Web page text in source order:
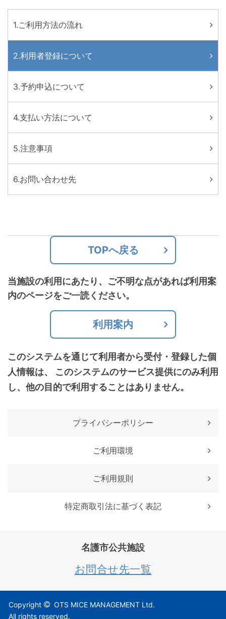
1.ご利用方法の流れ
2.利用者登録について
3.予約申込について
4.支払い方法について
5.注意事項
6.お問い合わせ先
TOPへ戻る
当施設の利用にあたり、ご不明な点があれば利用案
内のページをご一読ください。
利用案内
このシステムを通じて利用者から受付・登録した個
人情報は、
このシステムのサービス提供にのみ利用
し、他の目的で利用することはありません。
プライバシーポリシー
ご利用環境
ご利用規則
特定商取引法に基づく表記
名護市公共施設
お問合せ先一覧
Copyright
OTS MICE MANAGEMENT Ltd.
All rights reserved.